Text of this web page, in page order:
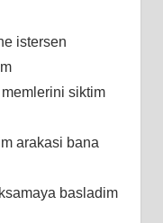
istersen
siktim
arakasi bana
basladim